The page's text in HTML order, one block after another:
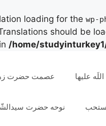
loading for the wp-
should be
/home/
علیها عصمت حضرت
نوحه حضرت